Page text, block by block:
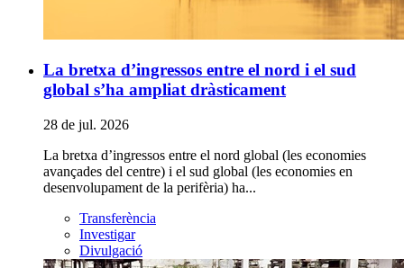
La bretxa d’ingressos entre el nord i el sud
global s’ha ampliat dràsticament
28 de jul. 2026
La bretxa d’ingressos entre el nord global (les economies
avançades del centre) i el sud global (les economies en
desenvolupament de la perifèria) ha...
Transferència
Investigar
Divulgació